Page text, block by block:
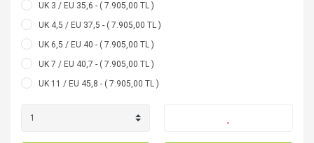
UK 3 / EU 35,6 - ( 7.905,00 TL )
UK 4,5 / EU 37,5 - ( 7.905,00 TL )
UK 6,5 / EU 40 - ( 7.905,00 TL )
UK 7 / EU 40,7 - ( 7.905,00 TL )
UK 11 / EU 45,8 - ( 7.905,00 TL )